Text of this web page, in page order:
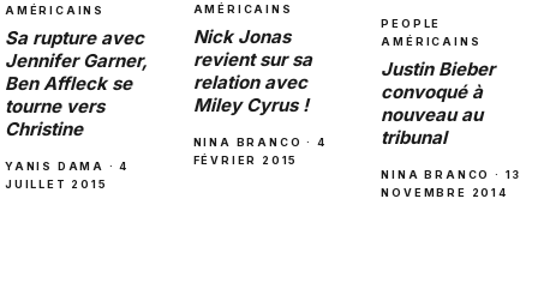
AMÉRICAINS
Sa rupture avec
Jennifer Garner,
Ben Affleck se
tourne vers
Christine
YANIS DAMA · 4
JUILLET 2015
AMÉRICAINS
Nick Jonas
revient sur sa
relation avec
Miley Cyrus !
NINA BRANCO · 4
FÉVRIER 2015
PEOPLE
AMÉRICAINS
Justin Bieber
convoqué à
nouveau au
tribunal
NINA BRANCO · 13
NOVEMBRE 2014